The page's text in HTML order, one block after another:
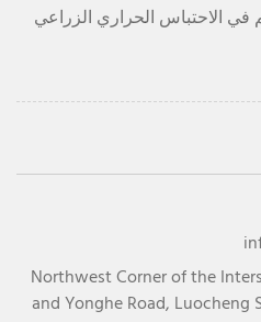
الاحتباس الحراري الزراعي
Northwest Corner of the
and Yonghe Road, Luocheng